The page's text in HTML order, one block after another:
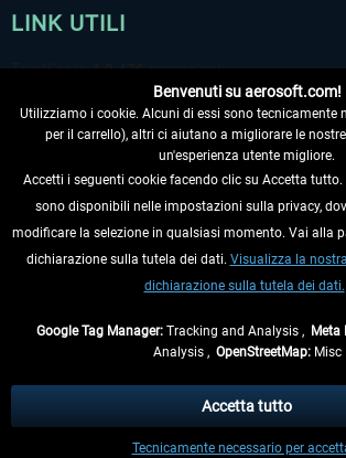
LINK UTILI
RECEDERE DAL CONTRATTO
INFORMAZIONI
eventualmente le spese di spedizione, se non
** Riguarda le spedizioni al di fuori della Germania, i
Benvenuti su aerosoft.com!
Utilizziamo i cookie. Alcuni di essi sono tecnicamente
per il carrello), altri ci aiutano a migliorare le
un'esperienza utente migliore.
Accetti i seguenti cookie facendo clic su Accetta
sono disponibili nelle impostazioni sulla privacy,
modificare la selezione in qualsiasi momento. Vai alla
dichiarazione sulla tutela dei dati. Visualizza la
dichiarazione sulla tutela dei dati.
Google Tag Manager: Tracking and Analysis , Meta
Analysis , OpenStreetMap:Misc
Tecnicamente necessario per
Accetta tutto